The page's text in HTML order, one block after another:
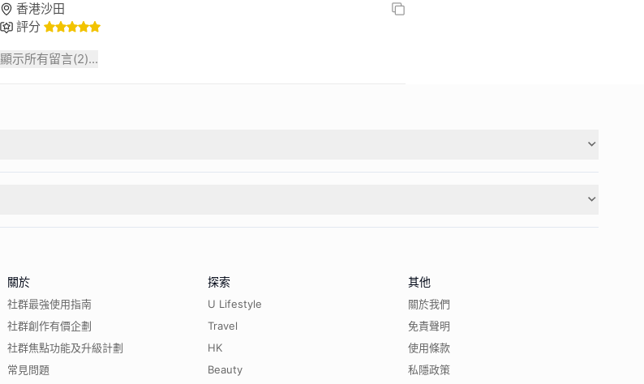
香港沙田
評分
顯示所有留言(2)...
關於
社群最強使用指南
社群創作有價企劃
社群焦點功能及升級計劃
常見問題
探索
U Lifestyle
Travel
HK
Beauty
其他
關於我們
免責聲明
使用條款
私隱政策